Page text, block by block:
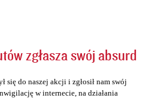
zgłasza swój absurd
się do naszej akcji i zgłosił nam swój
w internecie, na działania